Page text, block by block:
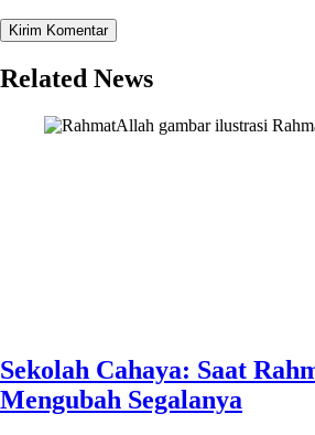
Related News
gambar ilustrasi
Sekolah Cahaya: Saat
Mengubah Segalanya